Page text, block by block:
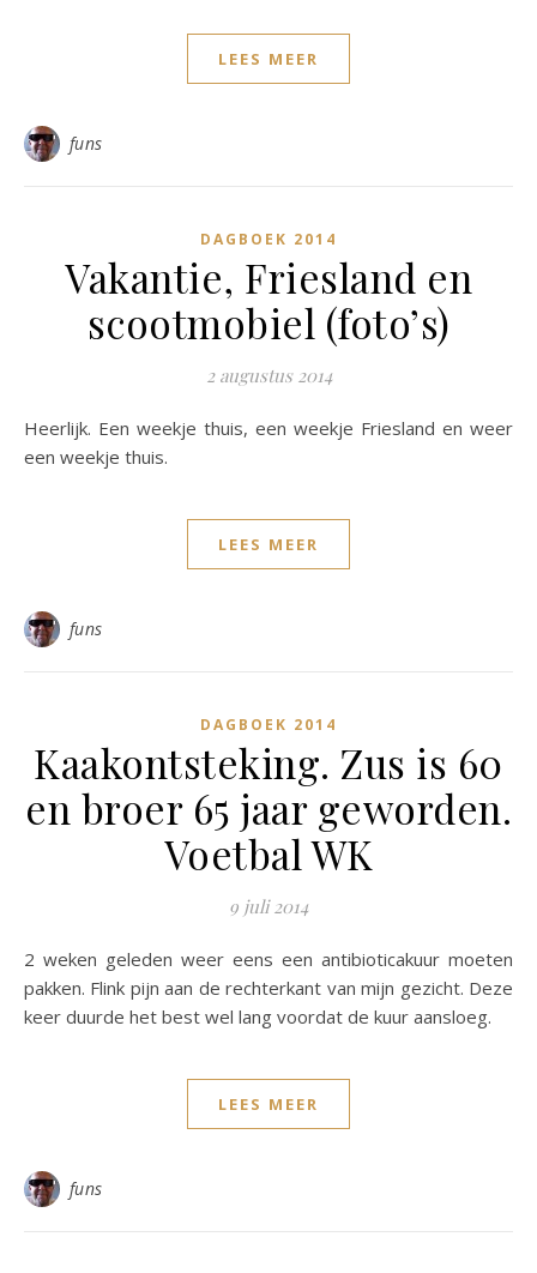
LEES MEER
funs
DAGBOEK 2014
Vakantie, Friesland en
scootmobiel (foto’s)
2 augustus 2014
Heerlijk. Een weekje thuis, een weekje Friesland en weer
een weekje thuis.
LEES MEER
funs
DAGBOEK 2014
Kaakontsteking. Zus is 60
en broer 65 jaar geworden.
Voetbal WK
9 juli 2014
2 weken geleden weer eens een antibioticakuur moeten
pakken. Flink pijn aan de rechterkant van mijn gezicht. Deze
keer duurde het best wel lang voordat de kuur aansloeg.
LEES MEER
funs